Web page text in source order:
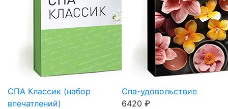
СПА Классик (набор
впечатлений)
Спа-удовольствие
6420 ₽